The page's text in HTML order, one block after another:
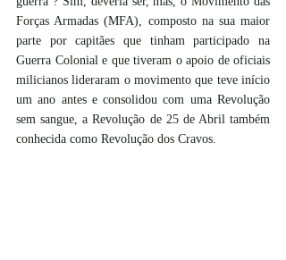
Forças Armadas (MFA), composto na sua maior
parte por capitães que tinham participado na
Guerra Colonial e que tiveram o apoio de oficiais
milicianos lideraram o movimento que teve início
um ano antes e consolidou com uma Revolução
sem sangue, a Revolução de 25 de Abril também
conhecida como Revolução dos Cravos.